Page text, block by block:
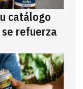
catálogo
refuerza